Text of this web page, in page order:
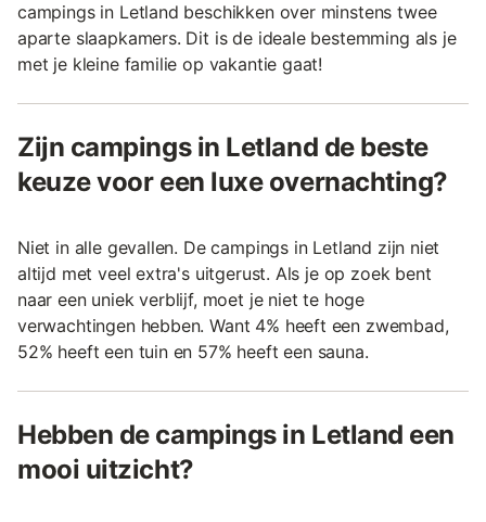
campings in Letland beschikken over minstens twee
aparte slaapkamers. Dit is de ideale bestemming als je
met je kleine familie op vakantie gaat!
Zijn campings in Letland de beste
keuze voor een luxe overnachting?
Niet in alle gevallen. De campings in Letland zijn niet
altijd met veel extra's uitgerust. Als je op zoek bent
naar een uniek verblijf, moet je niet te hoge
verwachtingen hebben. Want 4% heeft een zwembad,
52% heeft een tuin en 57% heeft een sauna.
Hebben de campings in Letland een
mooi uitzicht?